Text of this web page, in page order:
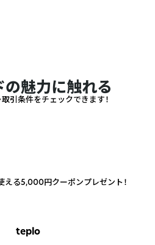
魅力に触れる
teplo
引条件をチェックできます！
える5,000円クーポンプレゼント！